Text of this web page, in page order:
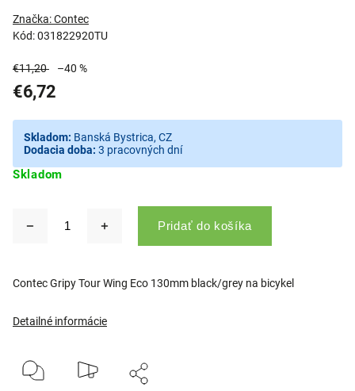
Kód:031822920TU
Značka:Contec
€11,20 –40 %
€6,72
Skladom
Skladom: Banská Bystrica, CZ
Dodacia doba: 3 pracovných dní
Pridať do košíka
Contec Gripy Tour Wing Eco 130mm black/grey na bicykel
Detailné informácie